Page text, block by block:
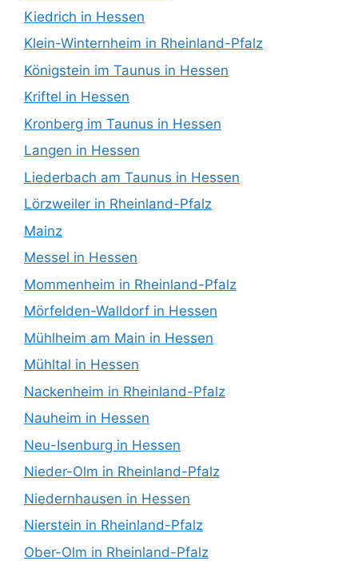
Kiedrich in Hessen
Klein-Winternheim in Rheinland-Pfalz
Königstein im Taunus in Hessen
Kriftel in Hessen
Kronberg im Taunus in Hessen
Langen in Hessen
Liederbach am Taunus in Hessen
Lörzweiler in Rheinland-Pfalz
Mainz
Messel in Hessen
Mommenheim in Rheinland-Pfalz
Mörfelden-Walldorf in Hessen
Mühlheim am Main in Hessen
Mühltal in Hessen
Nackenheim in Rheinland-Pfalz
Nauheim in Hessen
Neu-Isenburg in Hessen
Nieder-Olm in Rheinland-Pfalz
Niedernhausen in Hessen
Nierstein in Rheinland-Pfalz
Ober-Olm in Rheinland-Pfalz